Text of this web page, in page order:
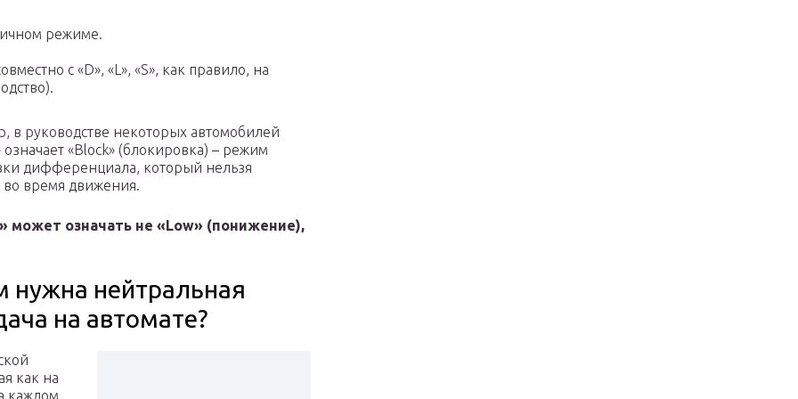
режиме.
с «D», «L», «S», как правило, на
в руководстве некоторых автомобилей
означает «Block» (блокировка) – режим
дифференциала, который нельзя
во время движения.
может означать не «Low» (понижение),
нужна нейтральная
на автомате?
как на
каждом